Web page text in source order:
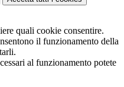
quali cookie consentire.
il funzionamento della
al funzionamento potete